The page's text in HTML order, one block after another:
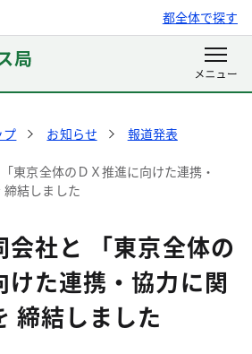
都全体で探す
プ お知らせ
報道発表
東京全体のＤＸ推進に向けた連携・
締結しました
会社と 「東京全体の
けた連携・協力に関
締結しました